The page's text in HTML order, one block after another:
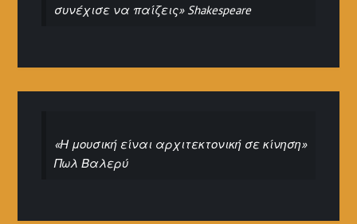
συνέχισε να παίζεις» Shakespeare
«Η μουσική είναι αρχιτεκτονική σε κίνηση»
Πωλ Βαλερύ